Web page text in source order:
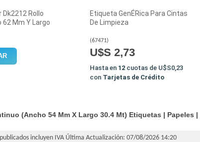
Rollo
Mm Y Largo
Etiqueta GenÉRica Para Cintas
De Limpieza
(67471)
U$S 2,73
Hasta en 12 cuotas de U$S0,23
con Tarjetas de Crédito
(Ancho 54 Mm X Largo 30.4 Mt) Etiquetas | Papeles |
incluyen IVA Última Actualización: 07/08/2026 14:20